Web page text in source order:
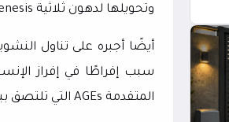
وتحويلها لدهون ثلاثية
أيضًا أجبره على تناول
سبب إفراطًا في إفراز
المتقدمة AGEs التي تلتصق